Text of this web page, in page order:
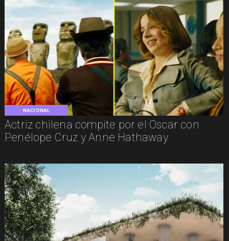
NACIONAL
Actriz chilena compite por el Oscar con
Penélope Cruz y Anne Hathaway